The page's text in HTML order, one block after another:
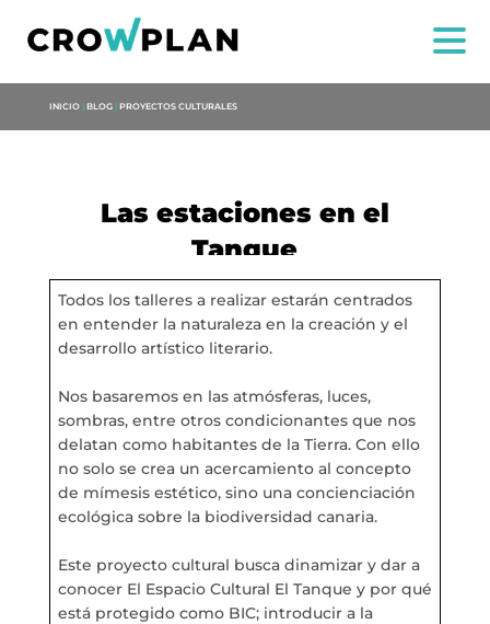
NOSOTROS
PROYECTOS
MARÍA ANCHIETA
ESPACIO CULTURAL EL TANQUE
INICIO| BLOG| PROYECTOS CULTURALES
Las estaciones en el
Tanque
Todos los talleres a realizar estarán centrados
en entender la naturaleza en la creación y el
desarrollo artístico literario.
Nos basaremos en las atmósferas, luces,
sombras, entre otros condicionantes que nos
delatan como habitantes de la Tierra. Con ello
no solo se crea un acercamiento al concepto
de mímesis estético, sino una concienciación
ecológica sobre la biodiversidad canaria.
Este proyecto cultural busca dinamizar y dar a
conocer El Espacio Cultural El Tanque y por qué
está protegido como BIC; introducir a la